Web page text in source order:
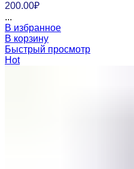
200.00₽
...
В избранное
В корзину
Быстрый просмотр
Hot